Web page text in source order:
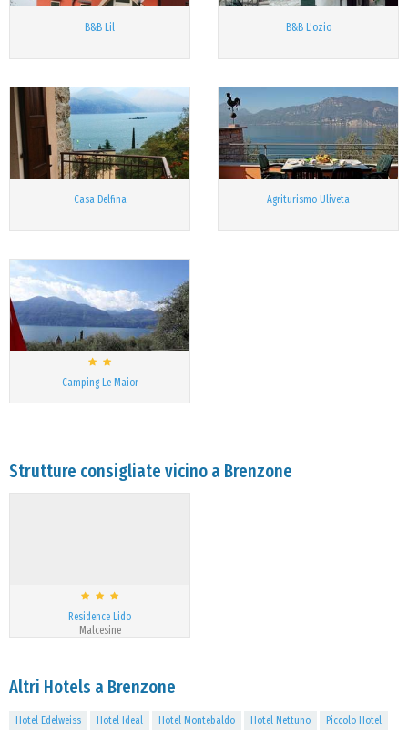
B&B Lil B&B L'ozio
Casa Delfina Agriturismo Uliveta
Camping Le Maior
Strutture consigliate vicino a Brenzone
Residence Lido
Malcesine
Altri Hotels a Brenzone
Hotel Edelweiss Hotel Ideal Hotel Montebaldo Hotel Nettuno
Piccolo Hotel